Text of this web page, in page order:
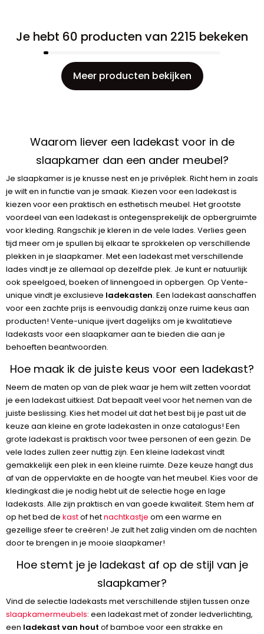
Je hebt 60 producten van 2215 bekeken
Meer producten bekijken
Waarom liever een ladekast voor in de
slaapkamer dan een ander meubel?
Je slaapkamer is je knusse nest en je privéplek. Richt hem in zoals
je wilt en in functie van je smaak. Kiezen voor een ladekast is
kiezen voor een praktisch en esthetisch meubel. Het grootste
voordeel van een ladekast is ontegensprekelijk de opbergruimte
voor kleding. Rangschik je kleren in de vele lades. Verlies geen
tijd meer om je spullen bij elkaar te sprokkelen op verschillende
plekken in je slaapkamer. Met een ladekast met verschillende
lades vindt je ze allemaal op dezelfde plek. Je kunt er natuurlijk
ook speelgoed, boeken of linnengoed in opbergen. Op Vente-
unique vindt je exclusieve ladekasten. Een ladekast aanschaffen
voor een zachte prijs is eenvoudig dankzij onze ruime keus aan
producten! Vente-unique ijvert dagelijks om je kwalitatieve
ladekasts voor een slaapkamer aan te bieden die aan je
behoeften beantwoorden.
Hoe maak ik de juiste keus voor een ladekast?
Neem de maten op van de plek waar je hem wilt zetten voordat
je een ladekast uitkiest. Dat bepaalt veel voor het nemen van de
juiste beslissing. Kies het model uit dat het best bij je past uit de
keuze aan kleine en grote ladekasten in onze catalogus! Een
grote ladekast is praktisch voor twee personen of een gezin. De
vele lades zullen zeer nuttig zijn. Een kleine ladekast vindt
gemakkelijk een plek in een kleine ruimte. Deze keuze hangt dus
af van de oppervlakte en de hoogte van het meubel. Kies voor de
kledingkast die je nodig hebt uit de selectie hoge en lage
ladekasts. Alle zijn praktisch en van goede kwaliteit. Stem hem af
op het bed de kastof hetnachtkastje om een warme en
gezellige sfeer te creëren! Je zult het zalig vinden om de nachten
door te brengen in je mooie slaapkamer!
Hoe stemt je je ladekast af op de stijl van je
slaapkamer?
Vind de selectie ladekasts met verschillende stijlen tussen onze
slaapkamermeubels: een ladekast met of zonder ledverlichting,
een ladekast van hout of bamboe voor een strakke en